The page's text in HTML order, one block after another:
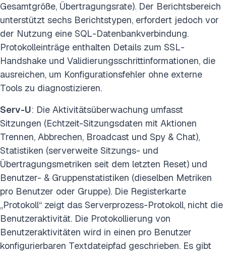
Gesamtgröße, Übertragungsrate). Der Berichtsbereich
unterstützt sechs Berichtstypen, erfordert jedoch vor
der Nutzung eine SQL-Datenbankverbindung.
Protokolleinträge enthalten Details zum SSL-
Handshake und Validierungsschrittinformationen, die
ausreichen, um Konfigurationsfehler ohne externe
Tools zu diagnostizieren.
Serv-U: Die Aktivitätsüberwachung umfasst
Sitzungen (Echtzeit-Sitzungsdaten mit Aktionen
Trennen, Abbrechen, Broadcast und Spy & Chat),
Statistiken (serverweite Sitzungs- und
Übertragungsmetriken seit dem letzten Reset) und
Benutzer- & Gruppenstatistiken (dieselben Metriken
pro Benutzer oder Gruppe). Die Registerkarte
„Protokoll“ zeigt das Serverprozess-Protokoll, nicht die
Benutzeraktivität. Die Protokollierung von
Benutzeraktivitäten wird in einen pro Benutzer
konfigurierbaren Textdateipfad geschrieben. Es gibt